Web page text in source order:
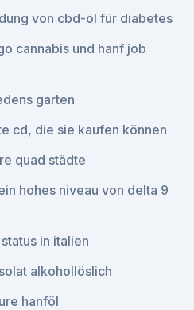
von cbd-öl für diabetes
cannabis und hanf job
garten
cd, die sie kaufen können
quad städte
hohes niveau von delta 9
in italien
alkohollöslich
hanföl